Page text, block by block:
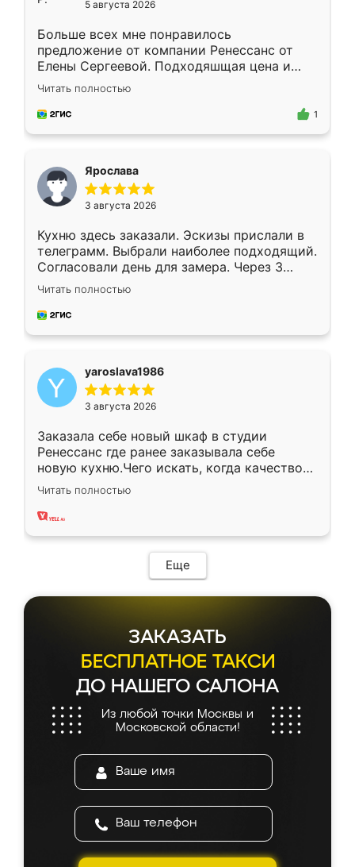
5 августа 2026
Больше всех мне понравилось
предложение от компании Ренессанс от
Елены Сергеевой. Подходяшщая цена и
короткие сроки изготовления. Приехавший
для замера сотрудник Владислав
предложил по моему эскизу самый
Читать полностью
1
Ярослава
3 августа 2026
Кухню здесь заказали. Эскизы прислали в
телеграмм. Выбрали наиболее подходящий.
Согласовали день для замера. Через 3
недели кухня была уже готова. Остались
довольны работой. Спасибо Ренессанс
мебель за качественную работу!
Читать полностью
yaroslava1986
3 августа 2026
Заказала себе новый шкаф в студии
Ренессанс где ранее заказывала себе
новую кухню.Чего искать, когда качеством
вполне довольна. Служит кухня уже почти
два года, нареканий нет.
Читать полностью
Еще
ЗАКАЗАТЬ
БЕСПЛАТНОЕ ТАКСИ
ДО НАШЕГО САЛОНА
Из любой точки Москвы и
Московской области!